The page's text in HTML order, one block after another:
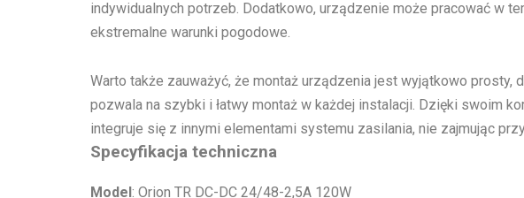
indywidualnych potrzeb. Dodatkowo, urządzenie może pracować w
ekstremalne warunki pogodowe.
Warto także zauważyć, że montaż urządzenia jest wyjątkowo prosty,
pozwala na szybki i łatwy montaż w każdej instalacji. Dzięki swoim
integruje się z innymi elementami systemu zasilania, nie zajmując
Specyfikacja techniczna
Model : Orion TR DC-DC 24/48-2,5A 120W